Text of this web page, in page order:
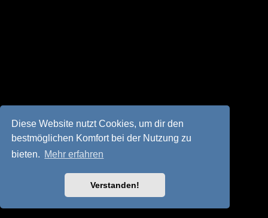
Diese Website nutzt Cookies, um dir den
bestmöglichen Komfort bei der Nutzung zu
bieten. Mehr erfahren
Verstanden!